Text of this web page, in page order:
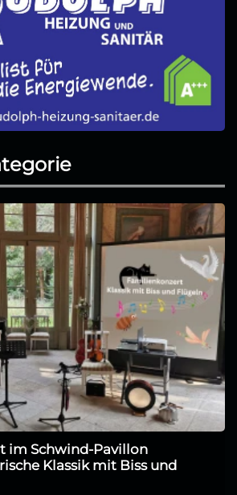
im Schwind-Pavillon
Klassik mit Biss und